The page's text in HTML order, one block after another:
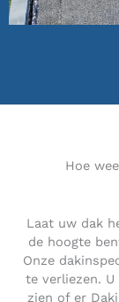
Hoe
Laat uw dak
de hoogte
Onze
te verliezen.
zien of er